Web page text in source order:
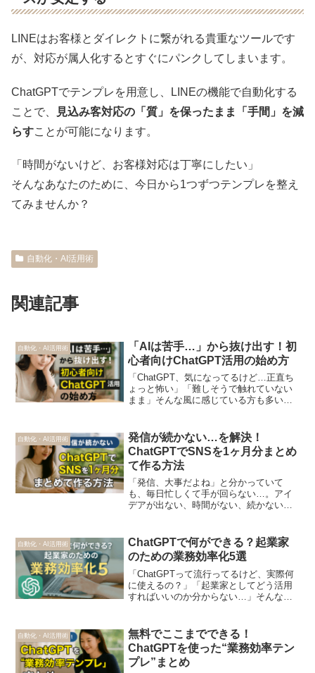
LINEはお客様とダイレクトに繋がれる貴重なツールです
が、対応が属人化するとすぐにパンクしてしまいます。
ChatGPTでテンプレを用意し、LINEの機能で自動化する
ことで、
見込み客対応の「質」を保ったまま「手間」を減
らすことが可能になります。
「時間がないけど、お客様対応は丁寧にしたい」
そんなあなたのために、今日から1つずつテンプレを整え
てみませんか？
自動化・AI活用術
関連記事
自動化・AI活用術
「AIは苦手…」から抜け出す！初
心者向けChatGPT活用の始め方
「ChatGPT、気になってるけど…正直ち
ょっと怖い」「難しそうで触れていない
まま」そんな風に感じている方も多いの
活用の第一歩を、やさしく解説します。
AIが苦手...
自動化・AI活用術
発信が続かない…を解決！
ChatGPTでSNSを1ヶ月分まとめ
て作る方法
「発信、大事だよね」と分かっていて
も、毎日忙しくて手が回らない…。アイ
デアが出ない、時間がない、続かない。
を活用して、SNS投稿を1ヶ月分まとめて
作る方法を...
自動化・AI活用術
ChatGPTで何ができる？起業家
のための業務効率化5選
「ChatGPTって流行ってるけど、実際何
に使えるの？」「起業家としてどう活用
すればいいのか分からない…」そんな疑
するために、ChatGPTで実際にできるこ
とを5つに絞...
自動化・AI活用術
無料でここまでできる！
ChatGPTを使った“業務効率テン
プレ”まとめ